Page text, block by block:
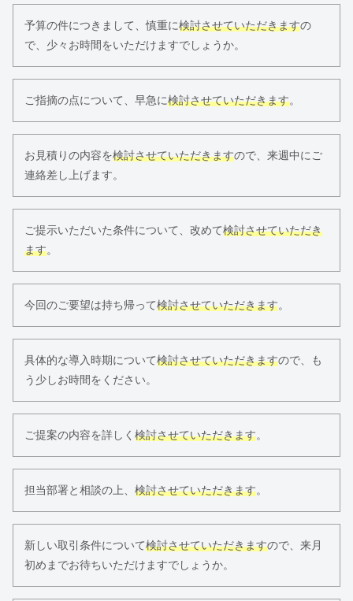
予算の件につきまして、慎重に検討させていただきますの
で、少々お時間をいただけますでしょうか。
ご指摘の点について、早急に検討させていただきます。
お見積りの内容を検討させていただきますので、来週中にご
連絡差し上げます。
ご提示いただいた条件について、改めて検討させていただき
ます。
今回のご要望は持ち帰って検討させていただきます。
具体的な導入時期について検討させていただきますので、も
う少しお時間をください。
ご提案の内容を詳しく 検討させていただきます。
担当部署と相談の上、 検討させていただきます。
新しい取引条件について検討させていただきますので、来月
初めまでお待ちいただけますでしょうか。